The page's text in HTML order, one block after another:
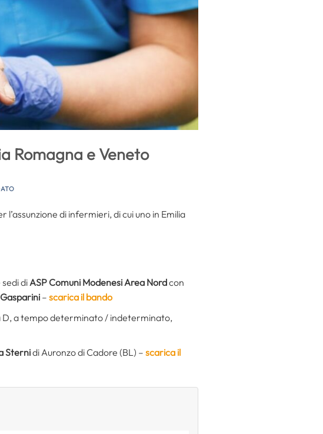
Romagna e Veneto
di infermieri, di cui uno in Emilia
diASP Comuni Modenesi Area Nordcon
– scarica il bando
D, a tempo determinato / indeterminato,
Sternidi Auronzo di Cadore (BL) – scarica il